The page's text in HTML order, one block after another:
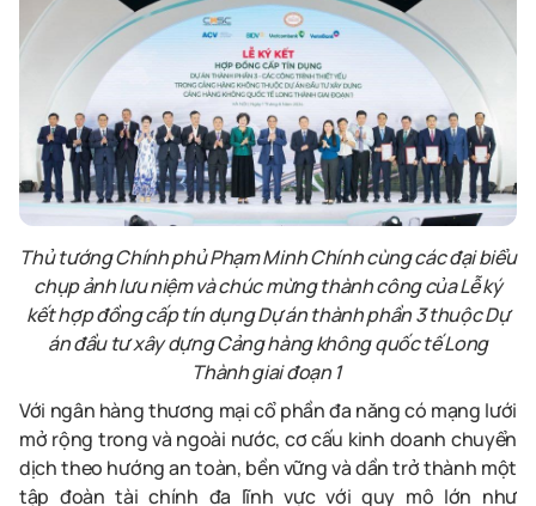
Thủ tướng Chính phủ Phạm Minh Chính cùng các đại biểu
chụp ảnh lưu niệm và chúc mừng thành công của Lễ ký
kếthợp đồng cấp tín dụng Dự án thành phần 3 thuộc Dự
ánđầu tư xây dựng Cảng hàng không quốc tế Long
Thành giai đoạn 1
Với ngân hàng thương mại cổ phần đa năng có mạng lưới
mở rộng trong và ngoài nước, cơ cấu kinh doanh chuyển
dịch theo hướng an toàn, bền vững và dần trở thành một
tập đoàn tài chính đa lĩnh vực với quy mô lớn như